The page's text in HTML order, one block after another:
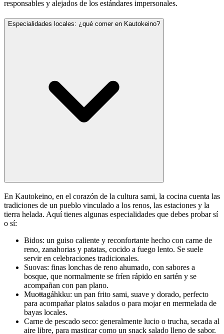
responsables y alejados de los estándares impersonales.
Especialidades locales: ¿qué comer en Kautokeino?
En Kautokeino, en el corazón de la cultura sami, la cocina cuenta las
tradiciones de un pueblo vinculado a los renos, las estaciones y la
tierra helada. Aquí tienes algunas especialidades que debes probar sí
o sí:
Bidos: un guiso caliente y reconfortante hecho con carne de
reno, zanahorias y patatas, cocido a fuego lento. Se suele
servir en celebraciones tradicionales.
Suovas: finas lonchas de reno ahumado, con sabores a
bosque, que normalmente se fríen rápido en sartén y se
acompañan con pan plano.
Muoŧŧagáhkku: un pan frito sami, suave y dorado, perfecto
para acompañar platos salados o para mojar en mermelada de
bayas locales.
Carne de pescado seco: generalmente lucio o trucha, secada al
aire libre, para masticar como un snack salado lleno de sabor.